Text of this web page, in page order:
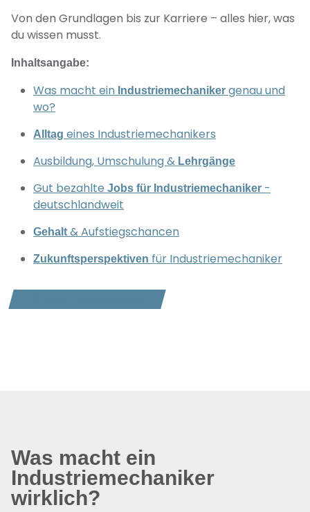
Von den Grundlagen bis zur Karriere – alles hier, was
du wissen musst.
Inhaltsangabe:
Was macht ein Industriemechaniker genau und
wo?
Alltag eines Industriemechanikers
Ausbildung, Umschulung & Lehrgänge
Gut bezahlte Jobs für Industriemechaniker -
deutschlandweit
Gehalt & Aufstiegschancen
Zukunftsperspektiven für Industriemechaniker
Was macht ein
Industriemechaniker
wirklich?